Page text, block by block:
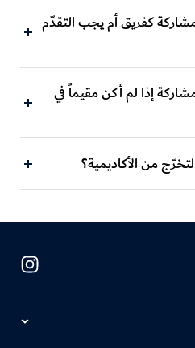
كفريق أم يجب التقدّم
إذا لم أكن مقيماً في
من الأكاديمية؟